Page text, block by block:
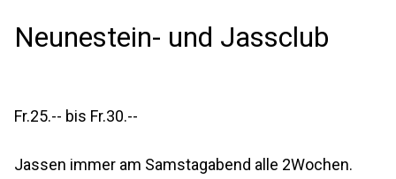
Neunestein- und Jassclub
Fr.25.-- bis Fr.30.--
Jassen immer am Samstagabend alle 2Wochen.